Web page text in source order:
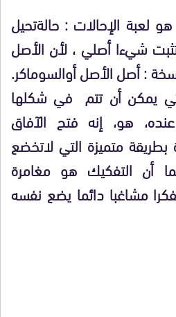
لعبة الإحالات : حالةتحيل
شيءا أصلي ، لأن الأصل
:أصل الأصل أوالسوماكر.
يمكن أن تتم في شكلها
هو، إنه فتح الآفاق
متميزة التي لاتخضع
أن التفكيك هو مغامرة
مشاغبا دائما يضع نفسه